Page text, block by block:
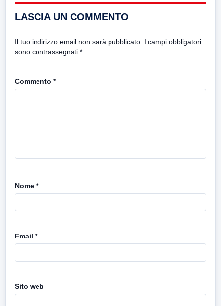
LASCIA UN COMMENTO
Il tuo indirizzo email non sarà pubblicato. I campi obbligatori
sono contrassegnati *
Commento *
Nome *
Email *
Sito web